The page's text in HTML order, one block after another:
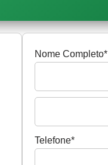
Nome Completo*
Telefone*